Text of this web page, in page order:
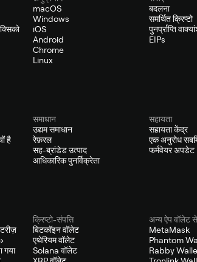
macOS
Windows
iOS
Android
Chrome
Linux
बदलना
समर्थित क्रिप्टो
पुनर्प्राप्ति
EIPs
है
समाधान
उद्यम समाधान
रेफ़रल
सह-ब्रांडेड उत्पाद
आधिकारिक पुनर्विक्रेता
सहायता
सहायता केंद्र
एक अनुरोध
फर्मवेयर अपडेट
गया
क्रिप्टो-संपत्ति
बिटकॉइन वॉलेट
एथेरियम वॉलेट
Solana वॉलेट
अन्य ऐप वॉलेट
MetaMask
Phantom
Rabby